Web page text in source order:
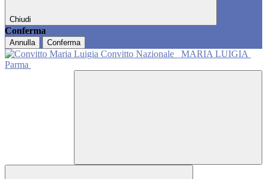
Chiudi
Conferma
Annulla Conferma
Convitto Nazionale
MARIA LUIGIA
Parma